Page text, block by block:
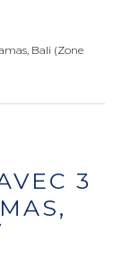
Bali (zone
3